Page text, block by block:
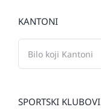
KANTONI
SPORTSKI KLUBOVI